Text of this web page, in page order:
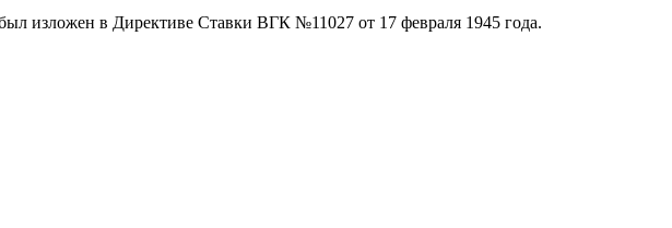
изложен в Директиве Ставки ВГК №11027 от 17 февраля 1945 года.